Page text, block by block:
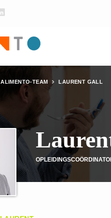
ALIMENTO-TEAM LAURENT GALL